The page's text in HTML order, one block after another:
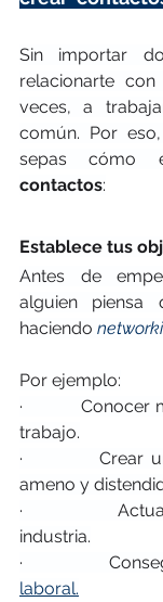
Sin importar
relacionarte
veces, a
común. Por
sepas cómo
contactos:
Establece tus
Antes de
alguien piensa
haciendo
Por ejemplo:
·           Conocer
trabajo.
·           Crear
ameno y
·
industria.
·
laboral.